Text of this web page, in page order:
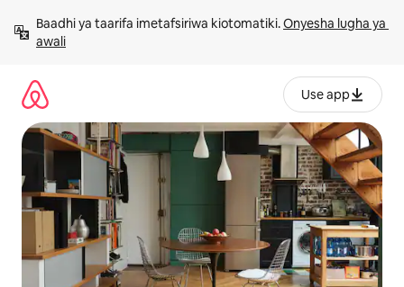
kwenda
kwenye
Baadhi ya taarifa imetafsiriwa kiotomatiki. Onyesha lugha ya
awali
Use app